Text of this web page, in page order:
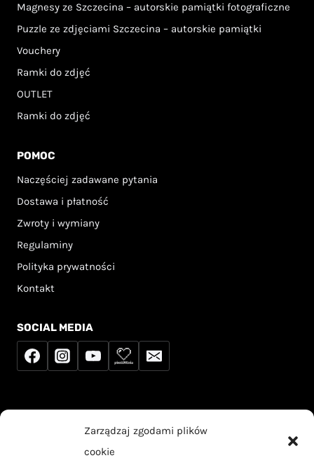
Zarządzaj zgodami plików
cookie
Magnesy ze Szczecina – autorskie pamiątki fotograficzne
Puzzle ze zdjęciami Szczecina – autorskie pamiątki
Vouchery
Ramki do zdjęć
OUTLET
Ramki do zdjęć
POMOC
Naczęściej zadawane pytania
Dostawa i płatność
Zwroty i wymiany
Regulaminy
Polityka prywatności
Kontakt
SOCIAL MEDIA
VAT na podstawie art. 113 ust. 1 ustawy o VAT.